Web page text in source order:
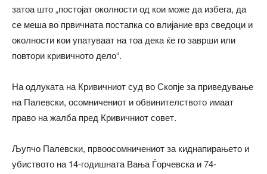
затоа што „постојат околности од кои може да избега, да
се меша во првичната постапка со влијание врз сведоци и
околности кои упатуваат на тоа дека ќе го заврши или
повтори кривичното дело“.
На одлуката на Кривичниот суд во Скопје за приведување
на Палевски, осомничениот и обвинителството имаат
право на жалба пред Кривичниот совет.
Љупчо Палевски, првоосомничениот за киднапирањето и
убиството на 14-годишната Вања Ѓорчевска и 74-